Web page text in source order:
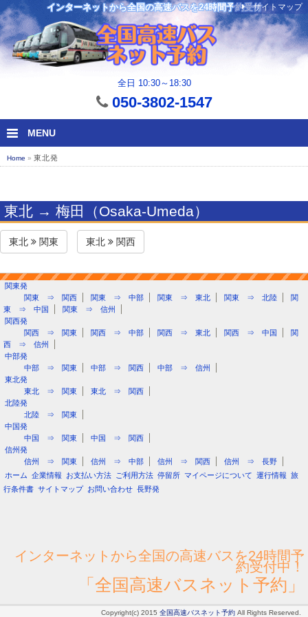
インターネットから全国の高速バスを24時間予約受付
全日 10:30～18:30
050-3802-1547
サイトマップ
MENU
Home » 東北発
東北 → 梅田（Osaka-Umeda）
東北 関東 東北 関西
関東発
関東 ⇒ 関西
関東 ⇒ 中部 関東 ⇒ 東北 関東 ⇒ 北陸
関
東 ⇒ 中国
関東 ⇒ 信州
関西発
関西 ⇒ 関東
関西 ⇒ 中部 関西 ⇒ 東北 関西 ⇒ 中国
関
西 ⇒ 信州
中部発
中部 ⇒ 関東
中部 ⇒ 関西
中部 ⇒ 信州
東北発
東北 ⇒ 関東
東北 ⇒ 関西
北陸発
北陸 ⇒ 関東
中国発
中国 ⇒ 関東
中国 ⇒ 関西
信州発
信州 ⇒ 関東
信州 ⇒ 中部 信州 ⇒ 関西
信州 ⇒ 長野
ホーム 企業情報 お支払い方法 ご利用方法 停留所 マイページについて 運行情報 旅
行条件書 サイトマップ お問い合わせ 長野発
インターネットから全国の高速バスを24時間予
約受付中！
「全国高速バスネット予約」
Copyright(c) 2015 全国高速バスネット予約 All Rights Reserved.